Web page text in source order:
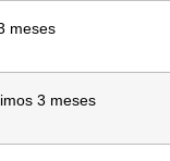
meses
3 meses